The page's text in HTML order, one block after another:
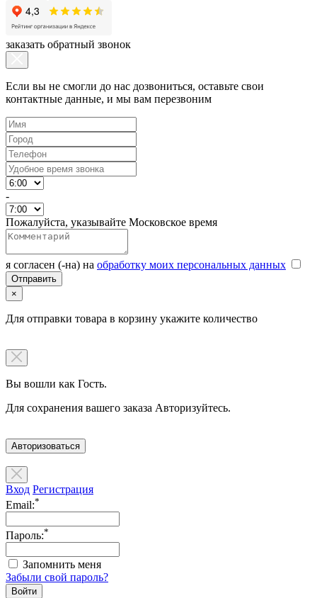
заказать обратный звонок
Если вы не смогли до нас дозвониться, оставьте свои
контактные данные, и мы вам перезвоним
-
Пожалуйста, указывайте Московское время
я согласен (-на) на обработку моих персональных данных
×
Для отправки товара в корзину укажите количество
Вы вошли как Гость.
Для сохранения вашего заказа Авторизуйтесь.
Авторизоваться
Вход Регистрация
Email:*
Пароль:*
Запомнить меня
Забыли свой пароль?